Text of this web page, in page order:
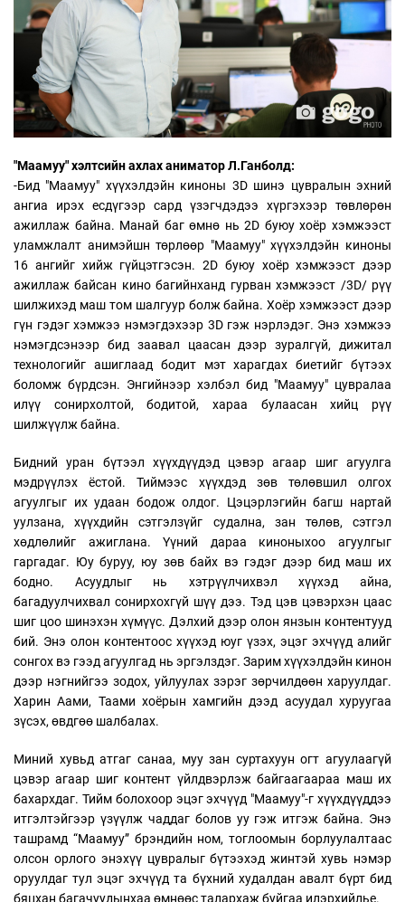
"Маамуу" хэлтсийн ахлах аниматор Л.Ганболд:
-Бид "Маамуу" хүүхэлдэйн киноны 3D шинэ цувралын эхний
ангиа ирэх есдүгээр сард үзэгчдэдээ хүргэхээр төвлөрөн
ажиллаж байна. Манай баг өмнө нь 2D буюу хоёр хэмжээст
уламжлалт анимэйшн төрлөөр "Маамуу" хүүхэлдэйн киноны
16 ангийг хийж гүйцэтгэсэн. 2D буюу хоёр хэмжээст дээр
ажиллаж байсан кино багийнханд гурван хэмжээст /3D/ рүү
шилжихэд маш том шалгуур болж байна. Хоёр хэмжээст дээр
гүн гэдэг хэмжээ нэмэгдэхээр 3D гэж нэрлэдэг. Энэ хэмжээ
нэмэгдсэнээр бид заавал цаасан дээр зуралгүй, дижитал
технологийг ашиглаад бодит мэт харагдах биетийг бүтээх
боломж бүрдсэн. Энгийнээр хэлбэл бид "Маамуу" цувралаа
илүү сонирхолтой, бодитой, хараа булаасан хийц рүү
шилжүүлж байна.
Бидний уран бүтээл хүүхдүүдэд цэвэр агаар шиг агуулга
мэдрүүлэх ёстой. Тиймээс хүүхдэд зөв төлөвшил олгох
агуулгыг их удаан бодож олдог. Цэцэрлэгийн багш нартай
уулзана, хүүхдийн сэтгэлзүйг судална, зан төлөв, сэтгэл
хөдлөлийг ажиглана. Үүний дараа киноныхоо агуулгыг
гаргадаг. Юу буруу, юу зөв байх вэ гэдэг дээр бид маш их
бодно. Асуудлыг нь хэтрүүлчихвэл хүүхэд айна,
багадуулчихвал сонирхохгүй шүү дээ. Тэд цэв цэвэрхэн цаас
шиг цоо шинэхэн хүмүүс. Дэлхий дээр олон янзын контентууд
бий. Энэ олон контентоос хүүхэд юуг үзэх, эцэг эхчүүд алийг
сонгох вэ гээд агуулгад нь эргэлздэг. Зарим хүүхэлдэйн кинон
дээр нэгнийгээ зодох, уйлуулах зэрэг зөрчилдөөн харуулдаг.
Харин Аами, Таами хоёрын хамгийн дээд асуудал хуруугаа
зүсэх, өвдгөө шалбалах.
Миний хувьд атгаг санаа, муу зан суртахуун огт агуулаагүй
цэвэр агаар шиг контент үйлдвэрлэж байгаагаараа маш их
бахархдаг. Тийм болохоор эцэг эхчүүд "Маамуу"-г хүүхдүүддээ
итгэлтэйгээр үзүүлж чаддаг болов уу гэж итгэж байна. Энэ
ташрамд “Маамуу” брэндийн ном, тоглоомын борлуулалтаас
олсон орлого энэхүү цувралыг бүтээхэд жинтэй хувь нэмэр
оруулдаг тул эцэг эхчүүд та бүхний худалдан авалт бүрт бид
бяцхан багачуудынхаа өмнөөс талархаж буйгаа илэрхийлье.